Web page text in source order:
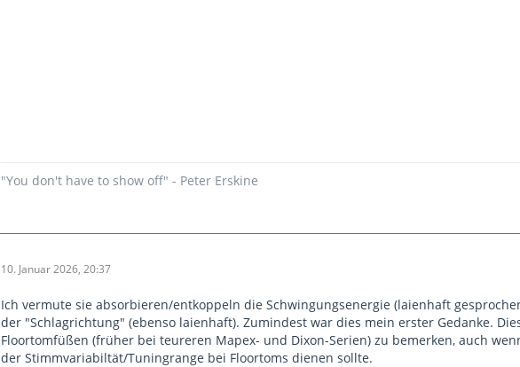
"You don't have to show off" - Peter Erskine
10. Januar 2026, 20:37
Ich vermute sie absorbieren/entkoppeln die Schwingungsenergie (laienhaft
der "Schlagrichtung" (ebenso laienhaft). Zumindest war dies mein erster Gedanke.
Floortomfüßen (früher bei teureren Mapex- und Dixon-Serien) zu bemerken, auch
der Stimmvariabiltät/Tuningrange bei Floortoms dienen sollte.